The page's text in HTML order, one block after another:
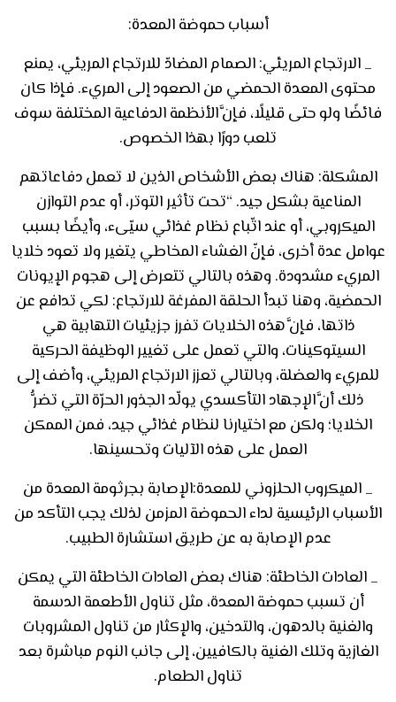
أسباب حموضة المعدة:
_الارتجاع المريئي: الصمام المضادّ للارتجاع المريئي، يمنع
محتوى المعدة الحمضي من الصعود إلى المريء. فإذا كان
فائضًا ولو حتى قليلًا، فإنَّ الأنظمة الدفاعية المختلفة سوف
تلعب دورًا بهذا الخصوص.
المشكلة: هناك بعض الأشخاص الذين لا تعمل دفاعاتهم
المناعية بشكل جيد. “تحت تأثير التوتر، أو عدم التوازن
الميكروبي، أو عند اتّباع نظام غذائي سيّىء، وأيضًا بسبب
عوامل عدة أخرى، فإنّ الغشاء المخاطي يتغير ولا تعود خلايا
المريء مشدودة. وهذه بالتالي تتعرض إلى هجوم الإيونات
الحمضية، وهنا تبدأ الحلقة المفرغة للارتجاع: لكي تدافع عن
ذاتها، فإنَّ هذه الخلايات تفرز جزيئيات التهابية هي
السيتوكينات، والتي تعمل على تغيير الوظيفة الحركية
للمريء والعضلة، وبالتالي تعزز الارتجاع المريئي، وأضف إلى
ذلك أنَّ الإجهاد التأكسدي يولّد الجذور الحرّة التي تضرُّ
الخلايا؛ ولكن مع اختيارنا لنظام غذائي جيد، فمن الممكن
العمل على هذه الآليات وتحسينها.
_الميكروب الحلزوني للمعدة:الإصابة بجرثومة المعدة من
الأسباب الرئيسية لداء الحموضة المزمن لذلك يجب التأكد من
عدم الإصابة به عن طريق استشارة الطبيب.
_العادات الخاطئة: هناك بعض العادات الخاطئة التي يمكن
أن تسبب حموضة المعدة، مثل تناول الأطعمة الدسمة
والغنية بالدهون، والتدخين، والإكثار من تناول المشروبات
الغازية وتلك الغنية بالكافيين، إلى جانب النوم مباشرة بعد
تناول الطعام.